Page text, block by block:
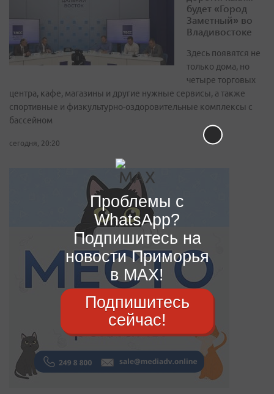
будет «Город
Заметный» во
Владивостоке
Здесь появятся не
только дома, но
четыре торговых
центра, кафе, магазины и другие нужные сервисы, а также
спортивные и физкультурно-оздоровительные комплексы с
бассейном
сегодня, 20:20
Проблемы с
WhatsApp?
Подпишитесь на
новости Приморья
в MAX!
Подпишитесь
сейчас!